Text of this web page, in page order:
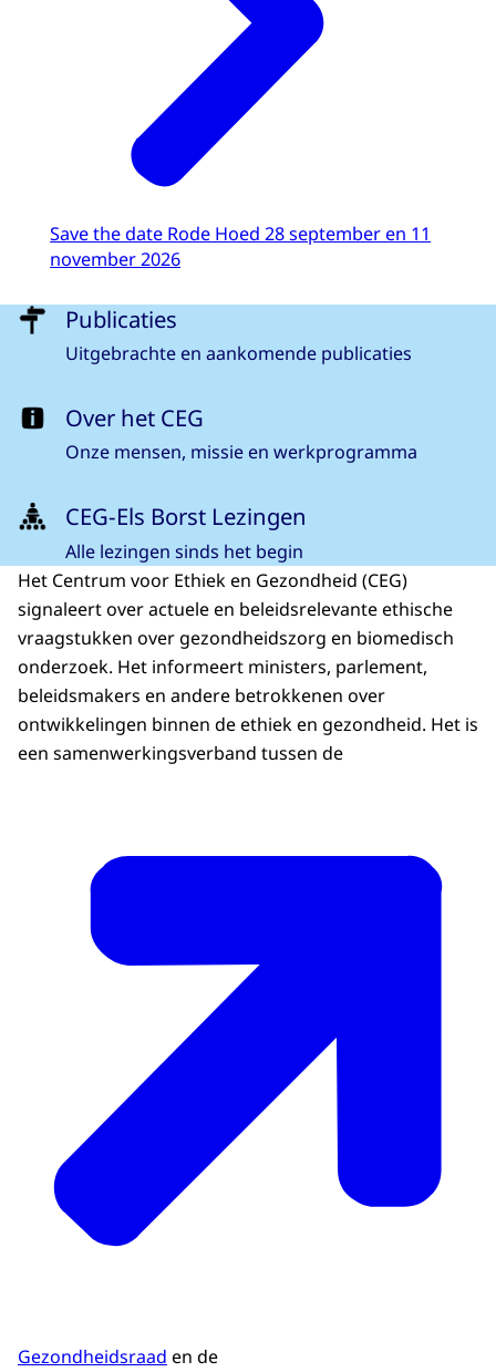
Save the date Rode Hoed 28 september en 11
november 2026
MenuPublicaties
Uitgebrachte en aankomende publicaties
Over het CEG
Onze mensen, missie en werkprogramma
CEG-Els Borst Lezingen
Alle lezingen sinds het begin
Het Centrum voor Ethiek en Gezondheid (CEG)
signaleert over actuele en beleidsrelevante ethische
vraagstukken over gezondheidszorg en biomedisch
onderzoek. Het informeert ministers, parlement,
beleidsmakers en andere betrokkenen over
ontwikkelingen binnen de ethiek en gezondheid. Het is
een samenwerkingsverband tussen de
Gezondheidsraad en de